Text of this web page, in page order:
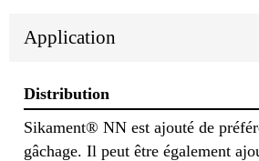
Application
Distribution
Sikament® NN est ajouté de
gâchage. Il peut être également